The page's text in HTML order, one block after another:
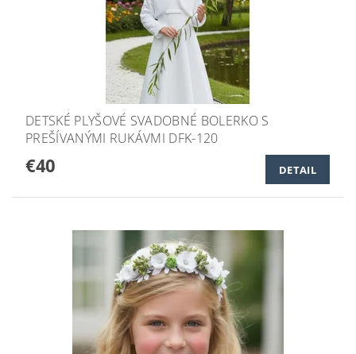
DETSKÉ PLYŠOVÉ SVADOBNÉ BOLERKO S
PREŠÍVANÝMI RUKÁVMI DFK-120
€40 DETAIL